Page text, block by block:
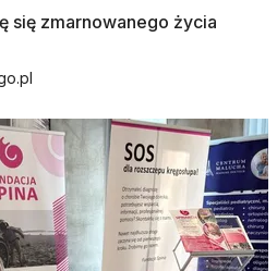
się zmarnowanego życia